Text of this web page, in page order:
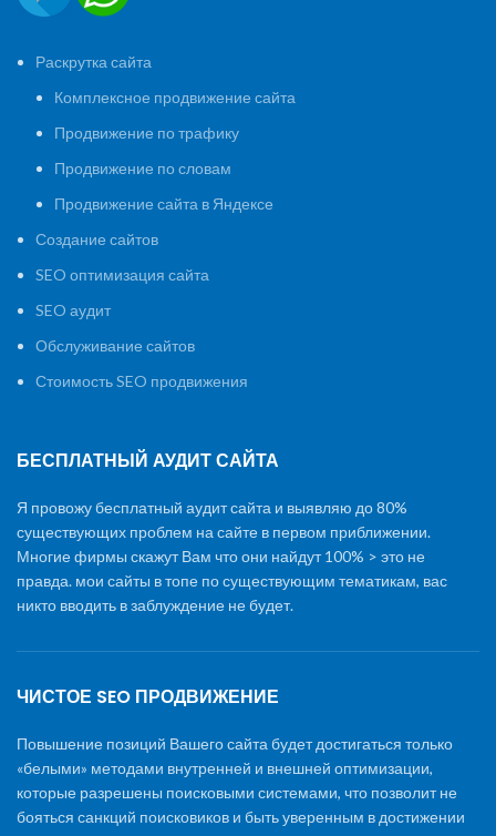
Раскрутка сайта
Комплексное продвижение сайта
Продвижение по трафику
Продвижение по словам
Продвижение сайта в Яндексе
Создание сайтов
SEO оптимизация сайта
SEO аудит
Обслуживание сайтов
Стоимость SEO продвижения
БЕСПЛАТНЫЙ АУДИТ САЙТА
Я провожу бесплатный аудит сайта и выявляю до 80%
существующих проблем на сайте в первом приближении.
Многие фирмы скажут Вам что они найдут 100% > это не
правда. мои сайты в топе по существующим тематикам, вас
никто вводить в заблуждение не будет.
ЧИСТОЕ SEO ПРОДВИЖЕНИЕ
Повышение позиций Вашего сайта будет достигаться только
«белыми» методами внутренней и внешней оптимизации,
которые разрешены поисковыми системами, что позволит не
бояться санкций поисковиков и быть уверенным в достижении